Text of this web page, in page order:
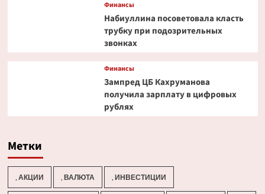
Финансы
Набиуллина посоветовала класть
трубку при подозрительных
звонках
Финансы
Зампред ЦБ Кахруманова
получила зарплату в цифровых
рублях
Метки
, АКЦИИ , ВАЛЮТА , ИНВЕСТИЦИИ